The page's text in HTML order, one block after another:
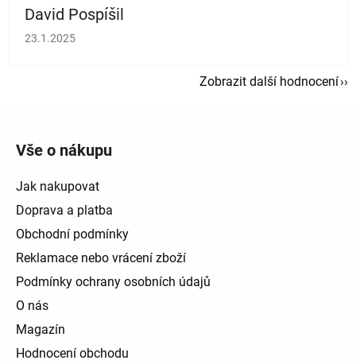
David Pospíšil
Hodnocení obchodu je 5 z 5 hvězdiček.
23.1.2025
Zobrazit další hodnocení
Vše o nákupu
Jak nakupovat
Doprava a platba
Obchodní podmínky
Reklamace nebo vrácení zboží
Podmínky ochrany osobních údajů
O nás
Magazín
Hodnocení obchodu